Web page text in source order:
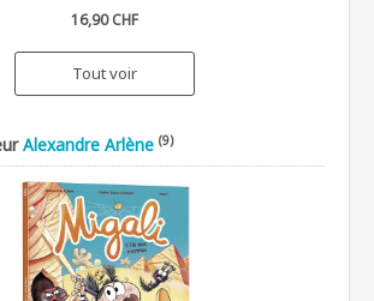
16,90 CHF
Tout voir
Alexandre Arlène (9)